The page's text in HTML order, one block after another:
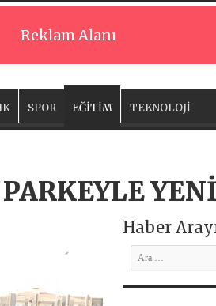
Reklam Alanı
SPOR EĞİTİM TEKNOLOJİ
Haber